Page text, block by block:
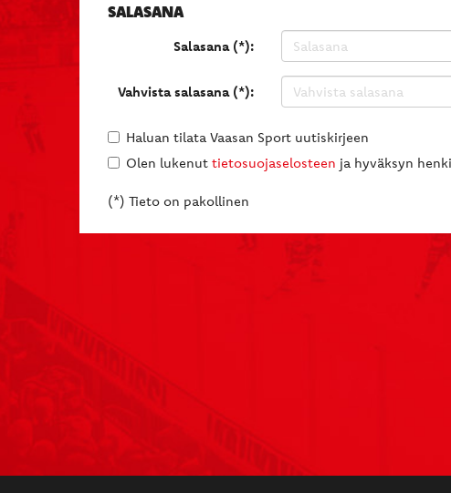
SALASANA
Salasana (*):
Vahvista salasana (*):
Haluan tilata Vaasan Sport uutiskirjeen
Olen lukenut tietosuojaselosteen ja hyväksyn
(*) Tieto on pakollinen